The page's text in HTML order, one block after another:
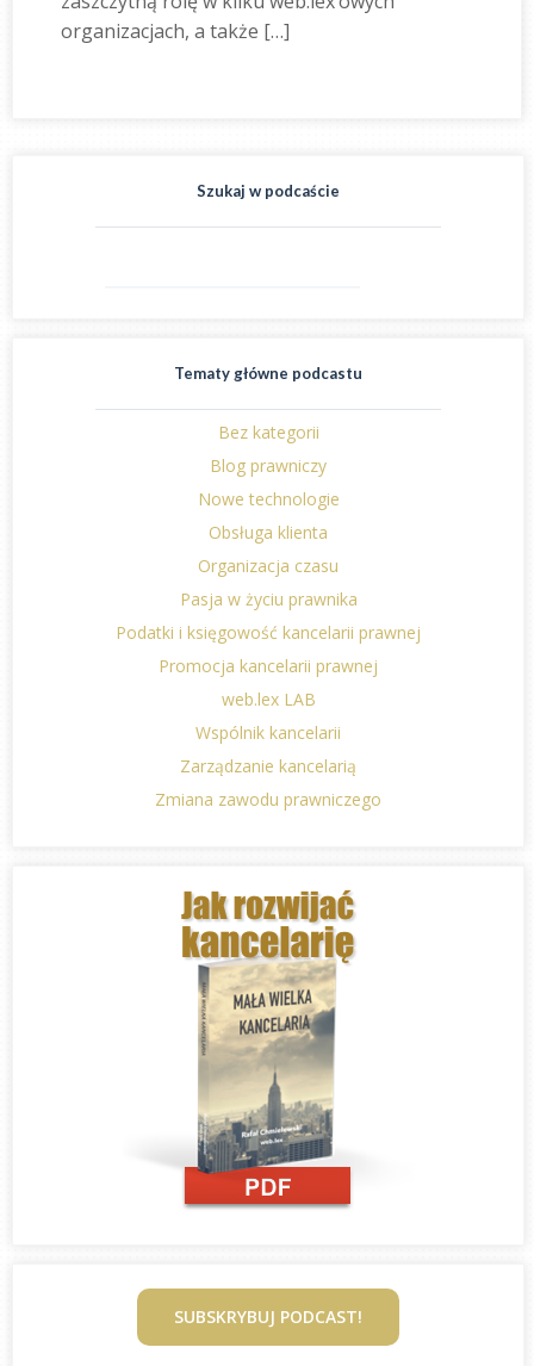
organizacjach, a także […]
Szukaj w podcaście
Tematy główne podcastu
Bez kategorii
Blog prawniczy
Nowe technologie
Obsługa klienta
Organizacja czasu
Pasja w życiu prawnika
Podatki i księgowość kancelarii prawnej
Promocja kancelarii prawnej
web.lex LAB
Wspólnik kancelarii
Zarządzanie kancelarią
Zmiana zawodu prawniczego
SUBSKRYBUJ PODCAST!